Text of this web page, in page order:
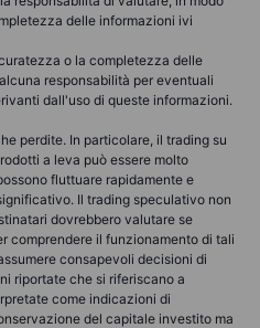
delle informazioni ivi
o la completezza delle
responsabilità per eventuali
dall'uso di queste informazioni.
perdite. In particolare, il trading su
a leva può essere molto
fluttuare rapidamente e
Il trading speculativo non
dovrebbero valutare se
comprendere il funzionamento di tali
consapevoli decisioni di
riportate che si riferiscano a
come indicazioni di
del capitale investito ma